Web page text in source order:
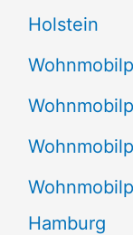
Holstein
Hamburg